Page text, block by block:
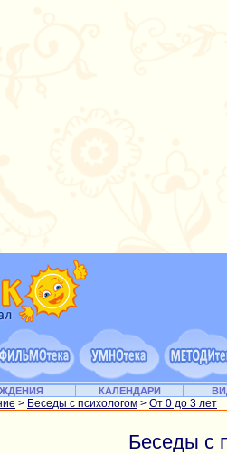
КАЛЕНДАРИ
> Беседы с психологом > От 0 до 3 лет
Беседы с